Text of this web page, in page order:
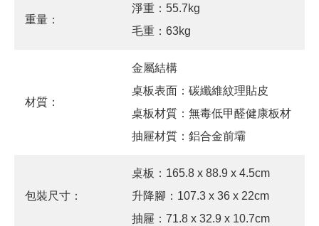
重量：
淨重：55.7kg
毛重：63kg
材質：
金屬結構
桌板表面：碳纖維紋理貼皮
桌板材質：無毒低甲醛健康板材
抽屜材質：鋁合金前壩
包裝尺寸：
桌板：165.8 x 88.9 x 4.5cm
升降腳：107.3 x 36 x 22cm
抽屜：71.8 x 32.9 x 10.7cm